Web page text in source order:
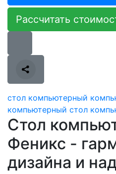
Рассчитать
стол компьютерный
компьютерный стол
Стол
Феникс -
дизайна и